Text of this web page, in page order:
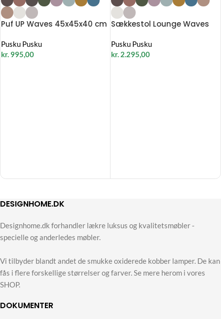
Puf UP Waves 45x45x40 cm
Pusku Pusku
kr. 995,00
Sækkestol Lounge Waves
Pusku Pusku
kr. 2.295,00
DESIGNHOME.DK
Designhome.dk forhandler lækre luksus og kvalitetsmøbler -
specielle og anderledes møbler.
Vi tilbyder blandt andet de smukke oxiderede kobber lamper. De kan
fås i flere forskellige størrelser og farver. Se mere herom i vores
SHOP.
DOKUMENTER